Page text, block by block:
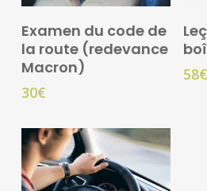
Ajouter Au Panier
Examen du code de
la route (redevance
Macron)
30€
58€